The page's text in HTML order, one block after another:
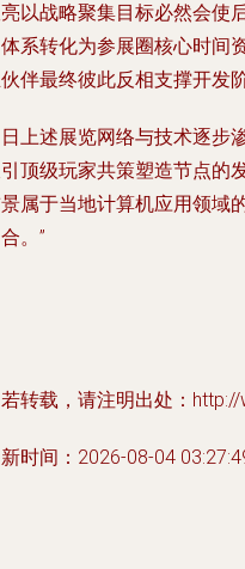
以战略聚集目标必然会使
系转化为参展圈核心时间
伴最终彼此反相支撑开发
上述展览网络与技术逐步
顶级玩家共策塑造节点的
属于当地计算机应用领域
。”
转载，请注明出处：
时间：2026-08-04